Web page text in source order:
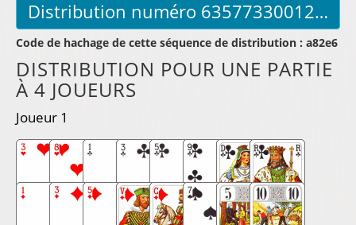
Code de hachage de cette séquence de distribution : a82e6
DISTRIBUTION POUR UNE PARTIE
À 4 JOUEURS
Joueur 1